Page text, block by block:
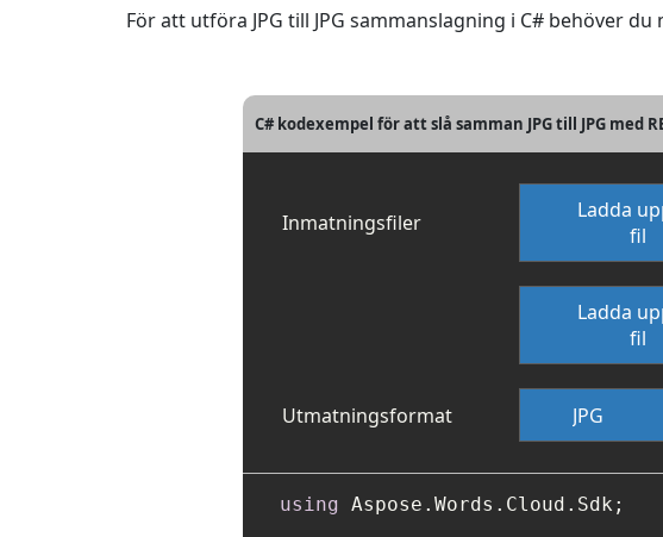
För att utföra JPG till JPG sammanslagning i C# behöver
C# kodexempel för att slå samman JPG till JPG med
Inmatningsfiler
Ladda
fil
Ladda
fil
Utmatningsformat
using Aspose.Words.Cloud.Sdk;